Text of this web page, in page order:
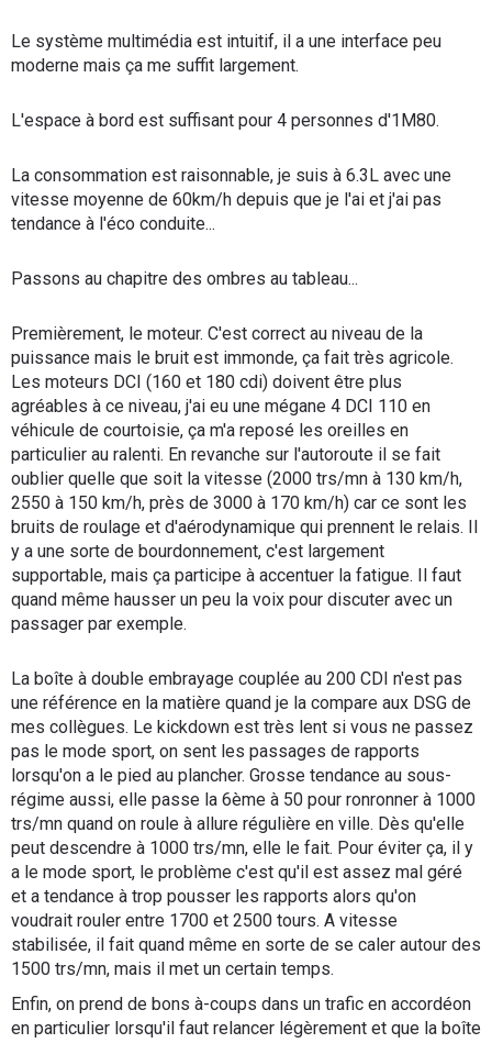
Le système multimédia est intuitif, il a une interface peu
moderne mais ça me suffit largement.
L'espace à bord est suffisant pour 4 personnes d'1M80.
La consommation est raisonnable, je suis à 6.3L avec une
vitesse moyenne de 60km/h depuis que je l'ai et j'ai pas
tendance à l'éco conduite...
Passons au chapitre des ombres au tableau...
Premièrement, le moteur. C'est correct au niveau de la
puissance mais le bruit est immonde, ça fait très agricole.
Les moteurs DCI (160 et 180 cdi) doivent être plus
agréables à ce niveau, j'ai eu une mégane 4 DCI 110 en
véhicule de courtoisie, ça m'a reposé les oreilles en
particulier au ralenti. En revanche sur l'autoroute il se fait
oublier quelle que soit la vitesse (2000 trs/mn à 130 km/h,
2550 à 150 km/h, près de 3000 à 170 km/h) car ce sont les
bruits de roulage et d'aérodynamique qui prennent le relais. Il
y a une sorte de bourdonnement, c'est largement
supportable, mais ça participe à accentuer la fatigue. Il faut
quand même hausser un peu la voix pour discuter avec un
passager par exemple.
La boîte à double embrayage couplée au 200 CDI n'est pas
une référence en la matière quand je la compare aux DSG de
mes collègues. Le kickdown est très lent si vous ne passez
pas le mode sport, on sent les passages de rapports
lorsqu'on a le pied au plancher. Grosse tendance au sous-
régime aussi, elle passe la 6ème à 50 pour ronronner à 1000
trs/mn quand on roule à allure régulière en ville. Dès qu'elle
peut descendre à 1000 trs/mn, elle le fait. Pour éviter ça, il y
a le mode sport, le problème c'est qu'il est assez mal géré
et a tendance à trop pousser les rapports alors qu'on
voudrait rouler entre 1700 et 2500 tours. A vitesse
stabilisée, il fait quand même en sorte de se caler autour des
1500 trs/mn, mais il met un certain temps.
Enfin, on prend de bons à-coups dans un trafic en accordéon
en particulier lorsqu'il faut relancer légèrement et que la boîte